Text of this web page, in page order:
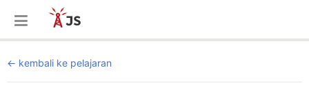
kembali ke pelajaran